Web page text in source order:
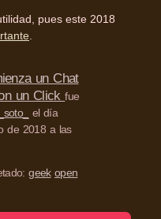
pues este 2018
.
un Chat
un Clickfue
el día
de 2018 a las
geek open